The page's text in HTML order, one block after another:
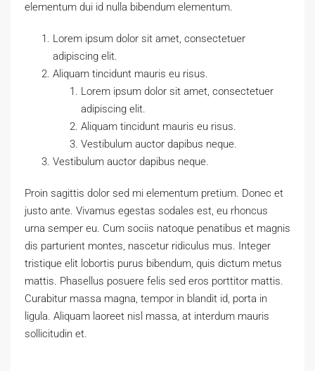
elementum dui id nulla bibendum elementum.
Lorem ipsum dolor sit amet, consectetuer
adipiscing elit.
Aliquam tincidunt mauris eu risus.
Lorem ipsum dolor sit amet, consectetuer
adipiscing elit.
Aliquam tincidunt mauris eu risus.
Vestibulum auctor dapibus neque.
Vestibulum auctor dapibus neque.
Proin sagittis dolor sed mi elementum pretium. Donec et
justo ante. Vivamus egestas sodales est, eu rhoncus
urna semper eu. Cum sociis natoque penatibus et magnis
dis parturient montes, nascetur ridiculus mus. Integer
tristique elit lobortis purus bibendum, quis dictum metus
mattis. Phasellus posuere felis sed eros porttitor mattis.
Curabitur massa magna, tempor in blandit id, porta in
ligula. Aliquam laoreet nisl massa, at interdum mauris
sollicitudin et.